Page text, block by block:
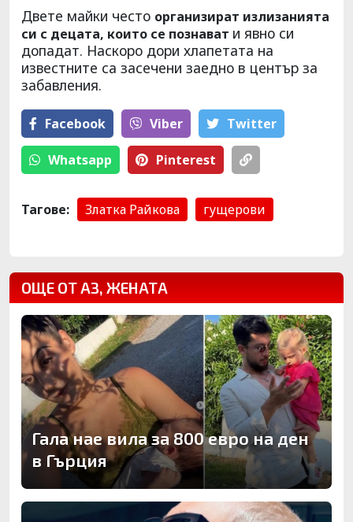
Двете майки често организират излизанията
си с децата, които се познават и явно си
допадат. Наскоро дори хлапетата на
известните са засечени заедно в център за
забавления.
Facebook Viber Тwitter
Whatsapp Pinterest
Тагове: Златка Райкова гущерови
ОЩЕ ОТ АЗ, ЖЕНАТА
Гала нае вила за 800 евро на ден
в Гърция